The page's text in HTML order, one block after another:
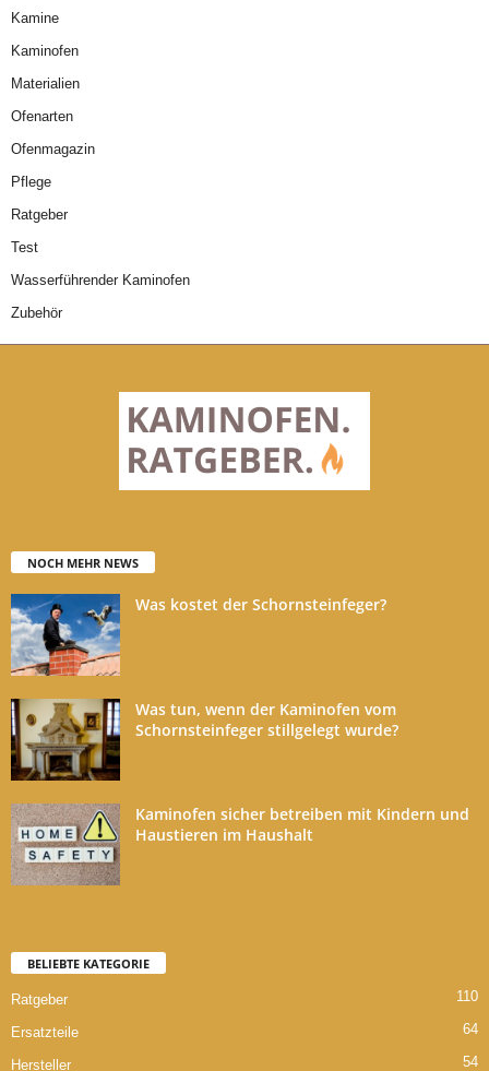
Kamine
Kaminofen
Materialien
Ofenarten
Ofenmagazin
Pflege
Ratgeber
Test
Wasserführender Kaminofen
Zubehör
NOCH MEHR NEWS
Was kostet der Schornsteinfeger?
Was tun, wenn der Kaminofen vom
Schornsteinfeger stillgelegt wurde?
Kaminofen sicher betreiben mit Kindern und
Haustieren im Haushalt
BELIEBTE KATEGORIE
Ratgeber 110
Ersatzteile 64
Hersteller 54